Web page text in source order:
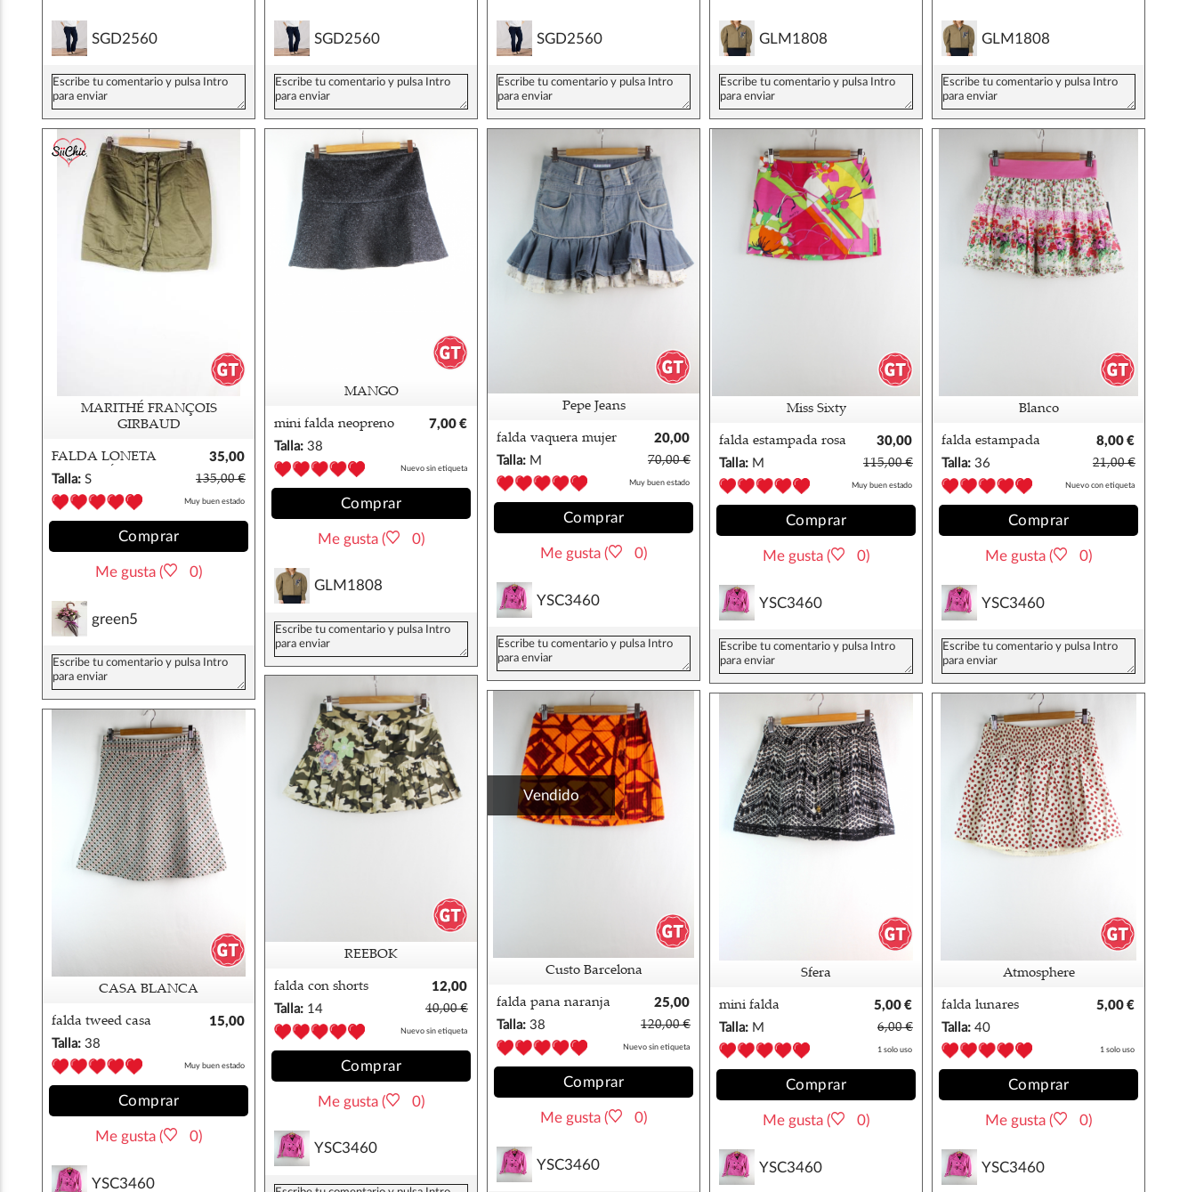
SGD2560 SGD2560 SGD2560 GLM1808 GLM1808
MARITHÉ FRANÇOIS
GIRBAUD
FALDA LONETA
MARITHÉ
GIRBAUD
35,00
€
Talla: S 135,00 €
Muy buen estado
Comprar
Me gusta ( 0)
green5
MANGO
mini falda neopreno
mango 38
7,00 €
Talla: 38
Nuevo sin etiqueta
Comprar
Me gusta ( 0)
GLM1808
Pepe Jeans
falda vaquera mujer
pepe jeans m
20,00
€
Talla: M 70,00 €
Muy buen estado
Comprar
Me gusta ( 0)
YSC3460
Miss Sixty
falda estampada rosa
miss sixty m
30,00
€
Talla: M 115,00 €
Muy buen estado
Comprar
Me gusta ( 0)
YSC3460
Blanco
falda estampada
floral blanco 36
8,00 €
Talla: 36 21,00 €
Nuevo con etiqueta
Comprar
Me gusta ( 0)
YSC3460
REEBOK
falda con shorts
camuflaje reebok 14
12,00
€
Talla: 14 40,00 €
Nuevo sin etiqueta
Comprar
Me gusta ( 0)
YSC3460
Vendido
Custo Barcelona
falda pana naranja
custo barcelona 38
25,00
€
Talla: 38 120,00 €
Nuevo sin etiqueta
Comprar
Me gusta ( 0)
YSC3460
Sfera
mini falda
estampada negro
5,00 €
Talla: M 6,00 €
1 solo uso
Comprar
Me gusta ( 0)
YSC3460
Atmosphere
falda lunares
atmosphere 38
5,00 €
Talla: 40
1 solo uso
Comprar
Me gusta ( 0)
YSC3460
CASA BLANCA
falda tweed casa
blanca 38
15,00
Talla: 38
Muy buen estado
Comprar
Me gusta ( 0)
YSC3460